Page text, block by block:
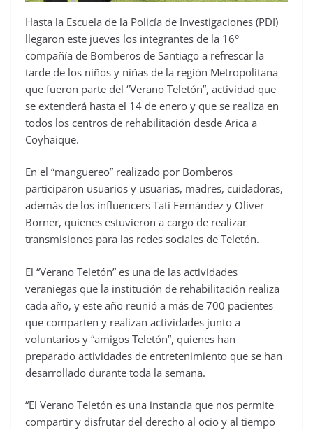
Hasta la Escuela de la Policía de Investigaciones (PDI)
llegaron este jueves los integrantes de la 16°
compañía de Bomberos de Santiago a refrescar la
tarde de los niños y niñas de la región Metropolitana
que fueron parte del “Verano Teletón”, actividad que
se extenderá hasta el 14 de enero y que se realiza en
todos los centros de rehabilitación desde Arica a
Coyhaique.
En el “manguereo” realizado por Bomberos
participaron usuarios y usuarias, madres, cuidadoras,
además de los influencers Tati Fernández y Oliver
Borner, quienes estuvieron a cargo de realizar
transmisiones para las redes sociales de Teletón.
El “Verano Teletón” es una de las actividades
veraniegas que la institución de rehabilitación realiza
cada año, y este año reunió a más de 700 pacientes
que comparten y realizan actividades junto a
voluntarios y “amigos Teletón”, quienes han
preparado actividades de entretenimiento que se han
desarrollado durante toda la semana.
“El Verano Teletón es una instancia que nos permite
compartir y disfrutar del derecho al ocio y al tiempo